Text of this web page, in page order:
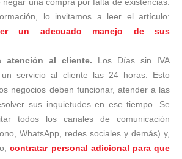
lo invitamos a leer el artículo:
un adecuado manejo de sus
atención al cliente. Los Días sin IVA
servicio al cliente las 24 horas. Esto
negocios deben funcionar, atender a las
sus inquietudes en ese tiempo. Se
todos los canales de comunicación
WhatsApp, redes sociales y demás) y,
contratar personal adicional para que